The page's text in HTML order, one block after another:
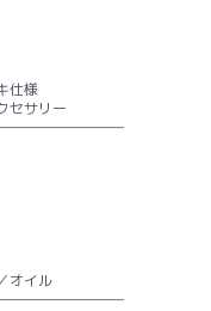
仕様
セサリー
オイル